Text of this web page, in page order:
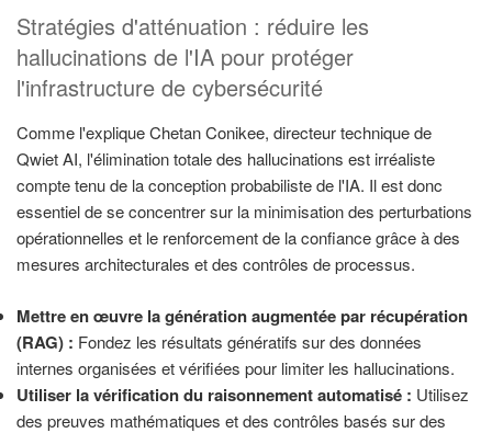
Stratégies d'atténuation : réduire les
hallucinations de l'IA pour protéger
l'infrastructure de cybersécurité
Comme l'explique Chetan Conikee, directeur technique de
Qwiet AI, l'élimination totale des hallucinations est irréaliste
compte tenu de la conception probabiliste de l'IA. Il est donc
essentiel de se concentrer sur la minimisation des perturbations
opérationnelles et le renforcement de la confiance grâce à des
mesures architecturales et des contrôles de processus.
Mettre en œuvre la génération augmentée par récupération
(RAG) : Fondez les résultats génératifs sur des données
internes organisées et vérifiées pour limiter les hallucinations.
Utiliser la vérification du raisonnement automatisé : Utilisez
des preuves mathématiques et des contrôles basés sur des